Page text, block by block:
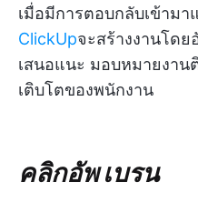
เมื่อมีการตอบกลับเข้ามา
ClickUpจะสร้างงานโด
เสนอแนะ มอบหมายงา
เติบโตของพนักงาน
คลิกอัพ เบรน